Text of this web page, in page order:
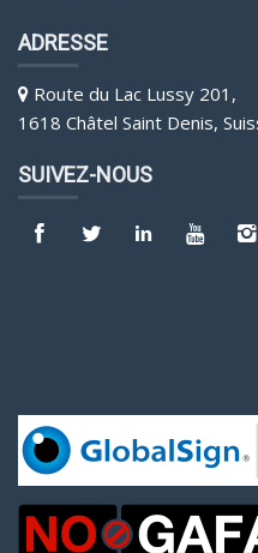
ADRESSE
Route du Lac Lussy 201,
1618 Châtel Saint Denis,
SUIVEZ-NOUS